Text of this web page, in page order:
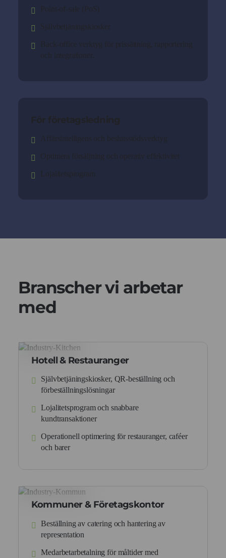
Point-of-sale (PoS)
Självbetjäningskiosker
Back-office verktyg för prissättning, rapportering
och integrationer.
För företagsledning
Affärsintelligens och beslutsstödsverktyg
Optimera försäljning och operativ effektivitet
Lojalitetsprogram
Branscher vi arbetar
med
Hotell & Restauranger
Självbetjäningskiosker, QR-beställning och
förbeställningslösningar
Lojalitetsprogram och snabbare
kundtransaktioner
Operationell optimering för restauranger, caféer
och barer
Kommuner & Företagskontor
Beställning av catering och hantering av
representation
Medarbetarbetalning för måltider med